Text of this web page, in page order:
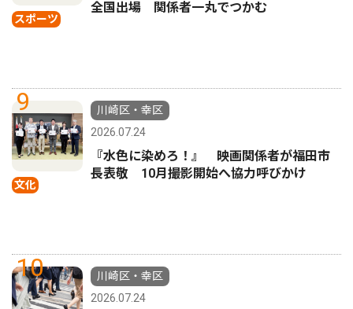
スポーツ
全国出場 関係者一丸でつかむ
9
文化
川崎区・幸区
2026.07.24
『水色に染めろ！』 映画関係者が福田市
長表敬 10月撮影開始へ協力呼びかけ
10
川崎区・幸区
2026.07.24